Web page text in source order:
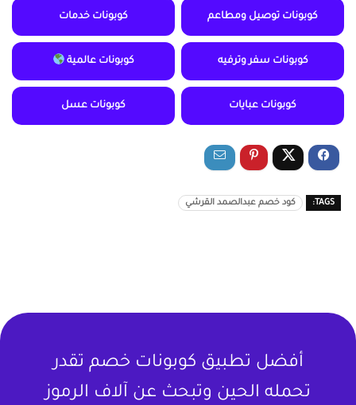
كوبونات توصيل ومطاعم كوبونات خدمات
كوبونات سفر وترفيه كوبونات عالمية
كوبونات عبايات كوبونات عسل
TAGS: كود خصم عبدالصمد القرشي
أفضل تطبيق كوبونات خصم تقدر
تحمله الحين وتبحث عن آلاف الرموز